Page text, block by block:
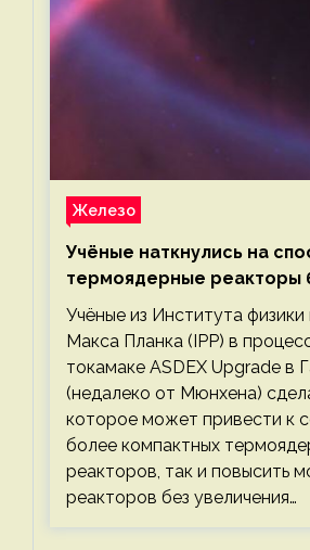
Железо
Учёные наткнулись на
термоядерные реакторы
компактными или мощными
Учёные из Института физики
Макса Планка (IPP) в
токамаке ASDEX Upgrade в
(недалеко от Мюнхена)
которое может привести к
более компактных
реакторов, так и повысить
реакторов без увеличения…